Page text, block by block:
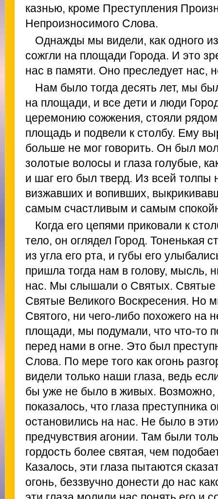
казнью, кроме Преступления
Непроизносимого Слова.
Однажды мы видели, как одного
сожгли на площади Города. И это
нас в памяти. Оно преследует нас,
Нам было тогда десять лет, мы
на площади, и все дети и люди
церемонию сожжения, стояли
площадь и подвели к столбу. Ему
больше не мог говорить. Он был
золотые волосы и глаза голубые,
и шаг его был тверд. Из всей толпы
визжавших и вопивших,
самым счастливым и самым
Когда его цепями приковали к
тело, он оглядел Город. Тоненькая
из угла его рта, и губы его
пришла тогда нам в голову, мысль,
нас. Мы слышали о Святых. Святые
Святые Великого Воскресения. Но
Святого, ни чего-либо похожего на
площади, мы подумали, что что-то
перед нами в огне. Это был
Слова. По мере того как огонь
видели только наши глаза, ведь
бы уже не было в живых. Возможно,
показалось, что глаза преступника
остановились на нас. Не было в
предчувствия агонии. Там были
гордость более святая, чем
Казалось, эти глаза пытаются
огонь, беззвучно донести до нас